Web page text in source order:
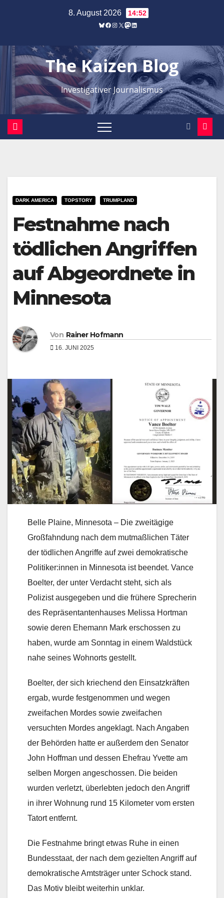
8. August 2026 14:52
Bluesky
Facebook
Instagram
X Mastodon
LinkedIn
The Kaizen Blog
Investigativer Journalismus
DARK AMERICA TOPSTORY TRUMPLAND
Festnahme nach
tödlichen Angriffen
auf Abgeordnete in
Minnesota
Von Rainer Hofmann
16. JUNI 2025
Belle Plaine, Minnesota – Die zweitägige
Großfahndung nach dem mutmaßlichen Täter
der tödlichen Angriffe auf zwei demokratische
Politiker:innen in Minnesota ist beendet. Vance
Boelter, der unter Verdacht steht, sich als
Polizist ausgegeben und die frühere Sprecherin
des Repräsentantenhauses Melissa Hortman
sowie deren Ehemann Mark erschossen zu
haben, wurde am Sonntag in einem Waldstück
nahe seines Wohnorts gestellt.
Boelter, der sich kriechend den Einsatzkräften
ergab, wurde festgenommen und wegen
zweifachen Mordes sowie zweifachen
versuchten Mordes angeklagt. Nach Angaben
der Behörden hatte er außerdem den Senator
John Hoffman und dessen Ehefrau Yvette am
selben Morgen angeschossen. Die beiden
wurden verletzt, überlebten jedoch den Angriff
in ihrer Wohnung rund 15 Kilometer vom ersten
Tatort entfernt.
Die Festnahme bringt etwas Ruhe in einen
Bundesstaat, der nach dem gezielten Angriff auf
demokratische Amtsträger unter Schock stand.
Das Motiv bleibt weiterhin unklar.